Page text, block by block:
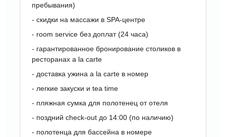
пребывания)
- скидки на массажи в SPA-центре
- room service без доплат (24 часа)
- гарантированное бронирование столиков в
ресторанах a la carte
- доставка ужина a la carte в номер
- легкие закуски и tea time
- пляжная сумка для полотенец от отеля
- поздний check-out до 14:00 (по наличию)
- полотенца для бассейна в номере